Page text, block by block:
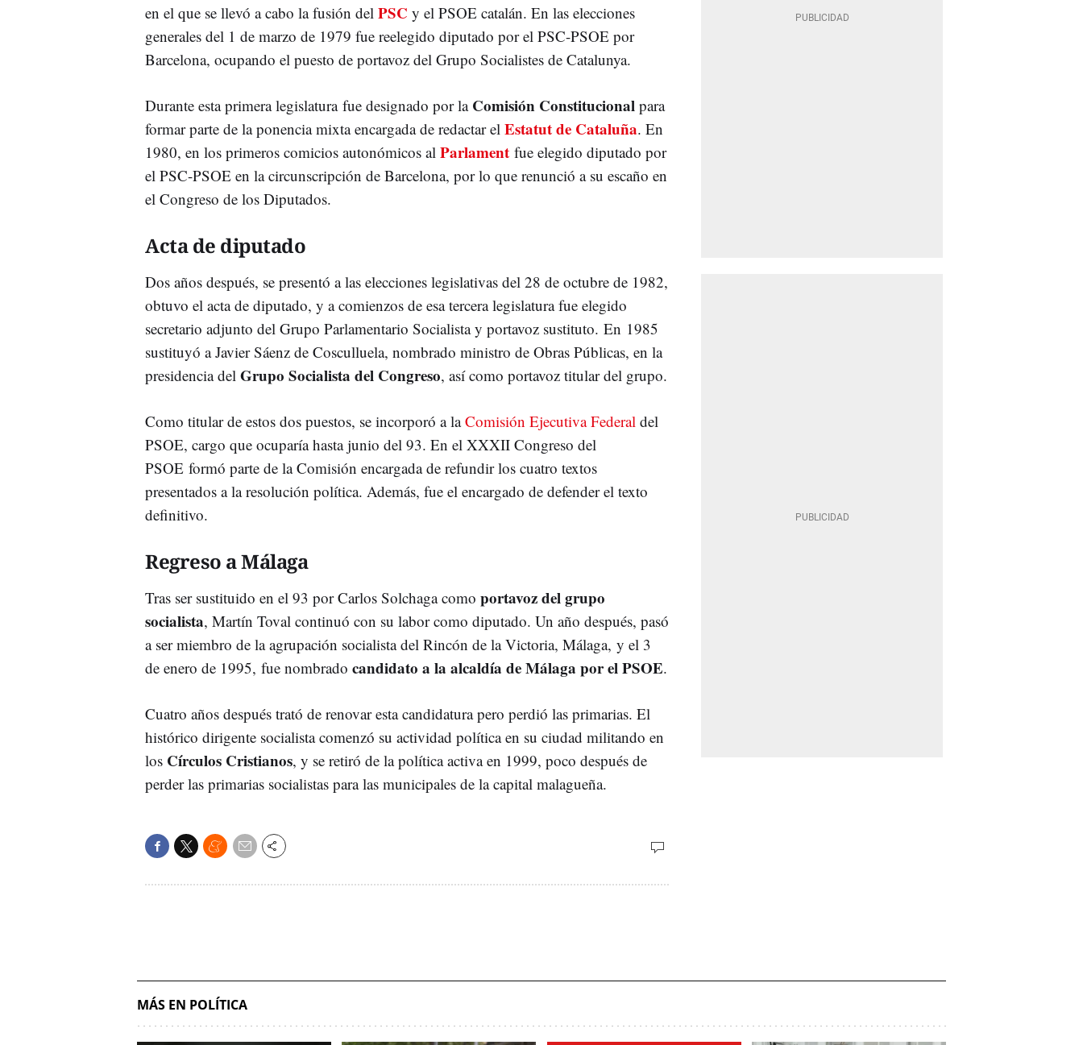
en el que se llevó a cabo la fusión del PSC y el PSOE catalán. En las elecciones
generales del 1 de marzo de 1979 fue reelegido diputado por el PSC-PSOE por
Barcelona, ocupando el puesto de portavoz del Grupo Socialistes de Catalunya.
Durante esta primera legislatura fue designado por laComisión Constitucional para
formar parte de la ponencia mixta encargada de redactar el Estatut de Cataluña. En
1980, en los primeros comicios autonómicos al Parlament fue elegido diputado por
el PSC-PSOE en la circunscripción de Barcelona, por lo que renunció a su escaño en
el Congreso de los Diputados.
Acta de diputado
Dos años después, se presentó a las elecciones legislativas del 28 de octubre de 1982,
obtuvo el acta de diputado, y a comienzos de esa tercera legislatura fue elegido
secretario adjunto del Grupo Parlamentario Socialista y portavoz sustituto. En 1985
sustituyó a Javier Sáenz de Cosculluela, nombrado ministro de Obras Públicas, en la
presidencia del Grupo Socialista del Congreso, así como portavoz titular del grupo.
Como titular de estos dos puestos, se incorporó a laComisión Ejecutiva Federal del
PSOE, cargo que ocuparía hasta junio del 93. En el XXXII Congreso del
PSOE formó parte de la Comisión encargada de refundir los cuatro textos
presentados a la resolución política. Además, fue el encargado de defender el texto
definitivo.
Regreso a Málaga
Tras ser sustituido en el 93 por Carlos Solchaga como portavoz del grupo
socialista, Martín Toval continuó con su labor como diputado. Un año después, pasó
a ser miembro de la agrupación socialista del Rincón de la Victoria, Málaga, y el 3
de enero de 1995, fue nombrado candidato a la alcaldía de Málaga por el PSOE.
Cuatro años después trató de renovar esta candidatura pero perdió las primarias. El
histórico dirigente socialista comenzó su actividad política en su ciudad militando en
los Círculos Cristianos, y se retiró de la política activa en 1999, poco después de
perder las primarias socialistas para las municipales de la capital malagueña.
MÁS EN POLÍTICA